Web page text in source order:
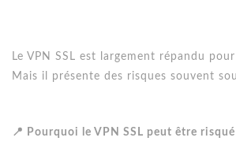
Le VPN SSL est largement répandu
Mais il présente des risques souvent
📍 Pourquoi le VPN SSL peut être risqué